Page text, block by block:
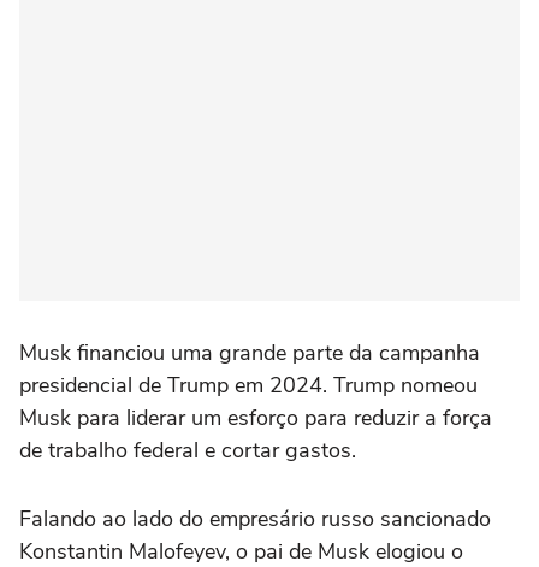
Musk financiou uma grande parte da campanha
presidencial de Trump em 2024. Trump nomeou
Musk para liderar um esforço para reduzir a força
de trabalho federal e cortar gastos.
Falando ao lado do empresário russo sancionado
Konstantin Malofeyev, o pai de Musk elogiou o